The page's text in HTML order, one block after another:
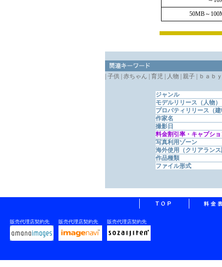
50MB～
| 子供 | 赤ちゃん | 育児 | 人物 | 親子 | ｂａｂ
ジャンル
モデルリリース（人物）
プロパティリリース（
作家名
撮影日
料金割引率・キャプシ
写真利用ゾーン
海外使用（クリアラン
作品種類
ファイル形式
販売代理店契約先 販売代理店契約先 販売代理店契約先